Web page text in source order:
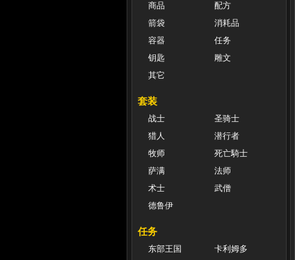
商品
配方
箭袋
消耗品
容器
任务
钥匙
雕文
其它
套装
战士
圣骑士
猎人
潜行者
牧师
死亡騎士
萨满
法师
术士
武僧
德鲁伊
任务
东部王国
卡利姆多